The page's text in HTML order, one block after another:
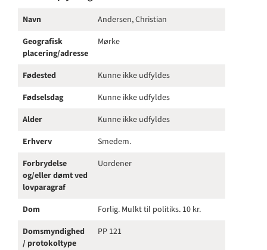
Navn
Andersen, Christian
Geografisk
placering/adresse
Mørke
Fødested
Kunne ikke udfyldes
Fødselsdag
Kunne ikke udfyldes
Alder
Kunne ikke udfyldes
Erhverv
Smedem.
Forbrydelse
og/eller dømt ved
lovparagraf
Uordener
Dom
Forlig. Mulkt til politiks. 10 kr.
Domsmyndighed
/ protokoltype
PP 121